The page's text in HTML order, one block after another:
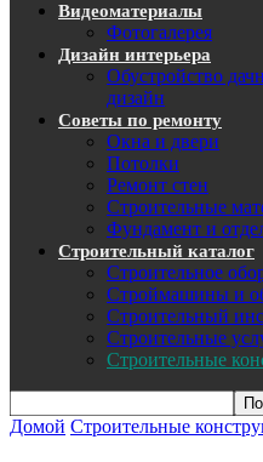
Видеоматериалы
Фотогалерея
Дизайн интерьера
Обустройство
дизайн
Советы по ремонту
Окна и двери
Потолки
Ремонт стен
Строительные
Фундамент и
Строительный каталог
Строительное
Строймашины и
Строительный
Строительные
Строительные
Домой Строительные